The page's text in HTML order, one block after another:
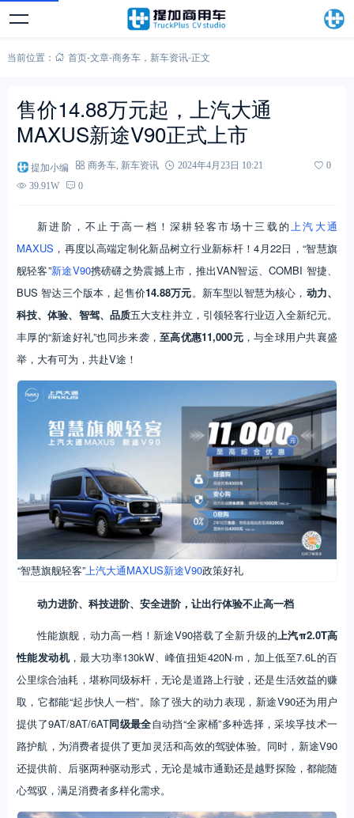
当前位置： 首页-文章-商务车， 新车资讯-正文
售价14.88万元起，上汽大通
MAXUS新途V90正式上市
提加小编 商务车, 新车资讯 2024年4月23日 10:21
0
39.91W
0
新进阶，不止于高一档！深耕轻客市场十三载的上汽大通
MAXUS ，再度以高端定制化新品树立行业新标杆！4月22日，“智慧旗
舰轻客”新途V90携磅礴之势震撼上市，推出VAN智运、COMBI 智捷、
BUS 智达三个版本，起售价14.88万元。新车型以智慧为核心， 动力、
科技、体验、智驾、品质五大支柱并立，引领轻客行业迈入全新纪元。
丰厚的“新途好礼”也同步来袭，至高优惠11,000元，与全球用户共襄盛
举，大有可为，共赴V途！
“智慧旗舰轻客”上汽大通MAXUS新途V90政策好礼
动力进阶、科技进阶、安全进阶，让出行体验不止高一档
性能旗舰，动力高一档！新途V90搭载了全新升级的上汽π2.0T高
性能发动机，最大功率130kW、峰值扭矩420N·m，加上低至7.6L的百
公里综合油耗，堪称同级标杆，无论是道路上行驶，还是生活效益的赚
取，它都能“起步快人一档”。除了强大的动力表现，新途V90还为用户
提供了9AT/8AT/6AT同级最全自动挡“全家桶”多种选择，采埃孚技术一
路护航，为消费者提供了更加灵活和高效的驾驶体验。同时，新途V90
还提供前、后驱两种驱动形式，无论是城市通勤还是越野探险，都能随
心驾驭，满足消费者多样化需求。